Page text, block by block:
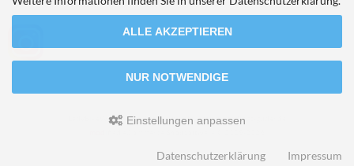
LadyBikeWear.de © 2026 | Template-Basis by andreas-guder.de
ALLE AKZEPTIEREN
NUR NOTWENDIGE
Einstellungen anpassen
Datenschutzerklärung Impressum